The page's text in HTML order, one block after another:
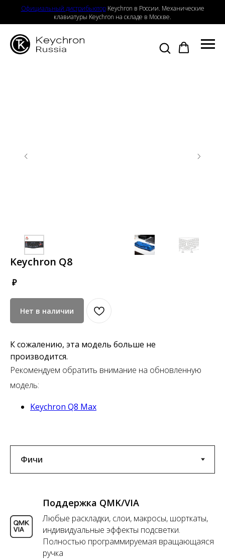
Официальный дистрибьютор Keychron в России. Механические
клавиатуры Keychron на складе в Москве.
Keychron Q8
₽
Нет в наличии
К сожалению, эта модель больше не
производится.
Рекомендуем обратить внимание на обновленную
модель:
Keychron Q8 Max
Поддержка QMK/VIA
Любые раскладки, слои, макросы, шорткаты,
индивидуальные эффекты подсветки.
Полностью программируемая вращающаяся
ручка